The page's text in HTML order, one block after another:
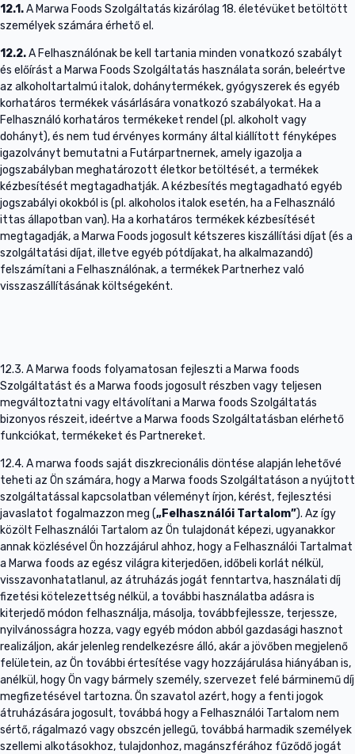
12.1.A Marwa Foods Szolgáltatás kizárólag 18. életévüket betöltött
személyek számára érhető el.
12.2.A Felhasználónak be kell tartania minden vonatkozó szabályt
és előírást a Marwa Foods Szolgáltatás használata során, beleértve
az alkoholtartalmú italok, dohánytermékek, gyógyszerek és egyéb
korhatáros termékek vásárlására vonatkozó szabályokat. Ha a
Felhasználó korhatáros termékeket rendel (pl. alkoholt vagy
dohányt), és nem tud érvényes kormány által kiállított fényképes
igazolványt bemutatni a Futárpartnernek, amely igazolja a
jogszabályban meghatározott életkor betöltését, a termékek
kézbesítését megtagadhatják. A kézbesítés megtagadható egyéb
jogszabályi okokból is (pl. alkoholos italok esetén, ha a Felhasználó
ittas állapotban van). Ha a korhatáros termékek kézbesítését
megtagadják, a Marwa Foods jogosult kétszeres kiszállítási díjat (és a
szolgáltatási díjat, illetve egyéb pótdíjakat, ha alkalmazandó)
felszámítani a Felhasználónak, a termékek Partnerhez való
visszaszállításának költségeként.
12.3. A Marwa foods folyamatosan fejleszti a Marwa foods
Szolgáltatást és a Marwa foods jogosult részben vagy teljesen
megváltoztatni vagy eltávolítani a Marwa foods Szolgáltatás
bizonyos részeit, ideértve a Marwa foods Szolgáltatásban elérhető
funkciókat, termékeket és Partnereket.
12.4. A marwa foods saját diszkrecionális döntése alapján lehetővé
teheti az Ön számára, hogy a Marwa foods Szolgáltatáson a nyújtott
szolgáltatással kapcsolatban véleményt írjon, kérést, fejlesztési
javaslatot fogalmazzon meg („Felhasználói Tartalom”). Az így
közölt Felhasználói Tartalom az Ön tulajdonát képezi, ugyanakkor
annak közlésével Ön hozzájárul ahhoz, hogy a Felhasználói Tartalmat
a Marwa foods az egész világra kiterjedően, időbeli korlát nélkül,
visszavonhatatlanul, az átruházás jogát fenntartva, használati díj
fizetési kötelezettség nélkül, a további használatba adásra is
kiterjedő módon felhasználja, másolja, továbbfejlessze, terjessze,
nyilvánosságra hozza, vagy egyéb módon abból gazdasági hasznot
realizáljon, akár jelenleg rendelkezésre álló, akár a jövőben megjelenő
felületein, az Ön további értesítése vagy hozzájárulása hiányában is,
anélkül, hogy Ön vagy bármely személy, szervezet felé bárminemű díj
megfizetésével tartozna. Ön szavatol azért, hogy a fenti jogok
átruházására jogosult, továbbá hogy a Felhasználói Tartalom nem
sértő, rágalmazó vagy obszcén jellegű, továbbá harmadik személyek
szellemi alkotásokhoz, tulajdonhoz, magánszférához fűződő jogát